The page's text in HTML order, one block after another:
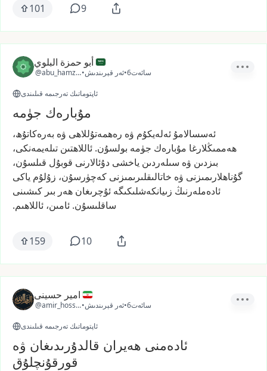
101 9
أبو حمزة البلوي
@abu_hamza_22
•ئەر قېرىندىش• 6سائەت
ئاپتوماتىك تەرجىمە قىلىندى
مۇبارەك جۈمە
ئەسسالامۇ ئەلەيكۇم ۋە رەھمەتۇللاھى ۋە بەرەكاتۇھ،
ھەممىڭلارغا مۇبارەك جۈمە بولسۇن. ئاللاھتىن تىلەيمەنكى،
بىزدىن ۋە سىلەردىن ياخشى دۇئالارنى قوبۇل قىلسۇن،
گۇناھلارىمىزنى ۋە خاتالىقلىرىمىزنى كەچۈرسۇن، زۇلۇم ياكى
ئادەملەرنىڭ زىيانكەشلىكىگە ئۇچرىغان ھەر بىر كىشىنى
ساقلىسۇن. ئامىن، ئاللاھىم.
159 10
امیر حسینی
@amir_hosseini4
•ئەر قېرىندىش• 6سائەت
ئاپتوماتىك تەرجىمە قىلىندى
ئادەمنى ھەيران قالدۇرىدىغان ۋە
قورقۇنچلۇق